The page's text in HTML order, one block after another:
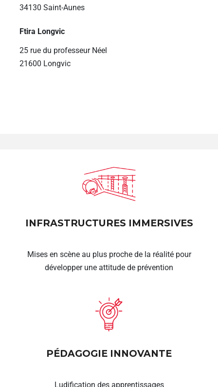
34130 Saint-Aunes
Ftira Longvic
25 rue du professeur Néel
21600 Longvic
INFRASTRUCTURES IMMERSIVES
Mises en scène au plus proche de la réalité pour
développer une attitude de prévention
PÉDAGOGIE INNOVANTE
Ludification des apprentissages